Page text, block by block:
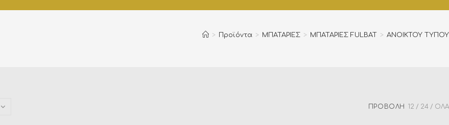
> Προϊόντα > ΜΠΑΤΑΡΙΕΣ > ΜΠΑΤΑΡΙΕΣ FULBAT > ΑΝΟΙΚΤΟΥ ΤΥΠΟΥ
ΠΡΟΒΟΛΉ 12 24 ΌΛΑ